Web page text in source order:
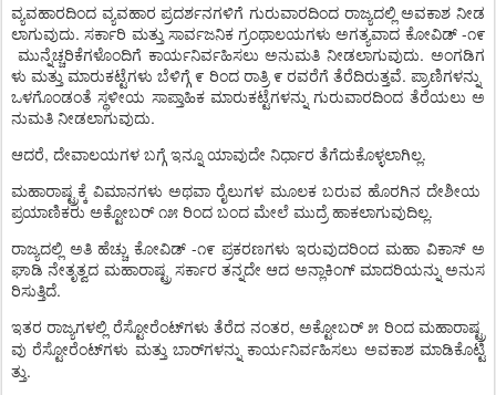
ವ್ಯವಹಾರದಿಂದ ವ್ಯವಹಾರ ಪ್ರದರ್ಶನಗಳಿಗೆ ಗುರುವಾರದಿಂದ ರಾಜ್ಯದಲ್ಲಿ ಅವಕಾಶ ನೀಡ
ಲಾಗುವುದು.ಸರ್ಕಾರಿ ಮತ್ತು ಸಾರ್ವಜನಿಕ ಗ್ರಂಥಾಲಯಗಳು ಅಗತ್ಯವಾದ ಕೋವಿಡ್-೧೯
ಮುನ್ನೆಚ್ಚರಿಕೆಗಳೊಂದಿಗೆ ಕಾರ್ಯನಿರ್ವಹಿಸಲು ಅನುಮತಿ ನೀಡಲಾಗುವುದು.ಅಂಗಡಿಗ
ಳು ಮತ್ತು ಮಾರುಕಟ್ಟೆಗಳು ಬೆಳಿಗ್ಗೆ ೯ ರಿಂದ ರಾತ್ರಿ ೯ ರವರೆಗೆ ತೆರೆದಿರುತ್ತವೆ.ಪ್ರಾಣಿಗಳನ್ನು
ಒಳಗೊಂಡಂತೆ ಸ್ಥಳೀಯ ಸಾಪ್ತಾಹಿಕ ಮಾರುಕಟ್ಟೆಗಳನ್ನು ಗುರುವಾರದಿಂದ ತೆರೆಯಲು ಅ
ನುಮತಿ ನೀಡಲಾಗುವುದು.
ಆದರೆ, ದೇವಾಲಯಗಳ ಬಗ್ಗೆ ಇನ್ನೂ ಯಾವುದೇ ನಿರ್ಧಾರ ತೆಗೆದುಕೊಳ್ಳಲಾಗಿಲ್ಲ.
ಮಹಾರಾಷ್ಟ್ರಕ್ಕೆ ವಿಮಾನಗಳು ಅಥವಾ ರೈಲುಗಳ ಮೂಲಕ ಬರುವ ಹೊರಗಿನ ದೇಶೀಯ
ಪ್ರಯಾಣಿಕರು ಅಕ್ಟೋಬರ್ ೧೫ ರಿಂದ ಬಂದ ಮೇಲೆ ಮುದ್ರೆ ಹಾಕಲಾಗುವುದಿಲ್ಲ.
ರಾಜ್ಯದಲ್ಲಿ ಅತಿ ಹೆಚ್ಚು ಕೋವಿಡ್-೧೯ ಪ್ರಕರಣಗಳು ಇರುವುದರಿಂದ ಮಹಾ ವಿಕಾಸ್ ಅ
ಘಾಡಿ ನೇತೃತ್ವದ ಮಹಾರಾಷ್ಟ್ರ ಸರ್ಕಾರ ತನ್ನದೇ ಆದ ಅನ್ಲಾಕಿಂಗ್ ಮಾದರಿಯನ್ನು ಅನುಸ
ರಿಸುತ್ತಿದೆ.
ಇತರ ರಾಜ್ಯಗಳಲ್ಲಿ ರೆಸ್ಟೋರೆಂಟ್ಗಳು ತೆರೆದ ನಂತರ, ಅಕ್ಟೋಬರ್ ೫ ರಿಂದ ಮಹಾರಾಷ್ಟ್ರ
ವು ರೆಸ್ಟೋರೆಂಟ್ಗಳು ಮತ್ತು ಬಾರ್ಗಳನ್ನು ಕಾರ್ಯನಿರ್ವಹಿಸಲು ಅವಕಾಶ ಮಾಡಿಕೊಟ್ಟಿ
ತ್ತು.